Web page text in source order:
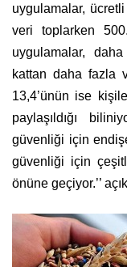
uygulamalar,
veri toplarken
uygulamalar,
kattan daha fazla
13,4’ünün ise
paylaşıldığı
güvenliği için
güvenliği için
önüne geçiyor.’’